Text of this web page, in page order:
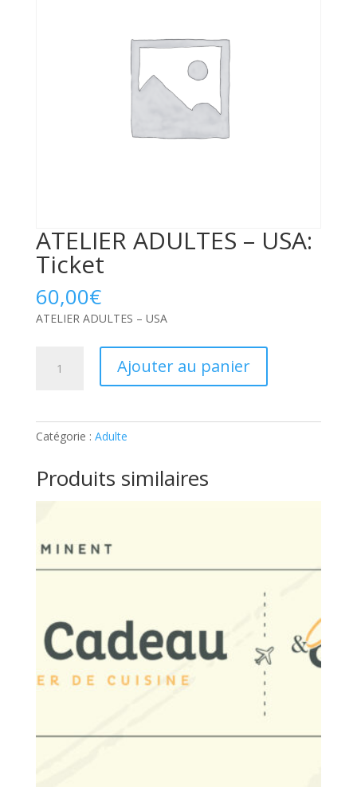
ATELIER ADULTES – USA:
Ticket
60,00€
ATELIER ADULTES – USA
Ajouter au panier
Catégorie : Adulte
Produits similaires